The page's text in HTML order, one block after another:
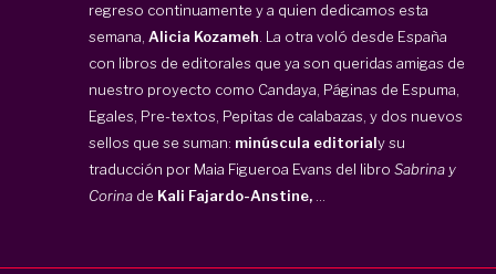
regreso continuamente y a quien dedicamos esta
semana, Alicia Kozameh . La otra voló desde España
con libros de editorales que ya son queridas amigas de
nuestro proyecto como Candaya, Páginas de Espuma,
Egales, Pre-textos, Pepitas de calabazas, y dos nuevos
sellos que se suman: minúscula editorialy su
traducción por Maia Figueroa Evans del libro Sabrina y
Corina de Kali Fajardo-Anstine,